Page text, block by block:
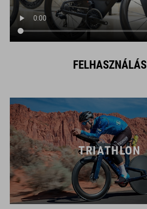
FELHASZNÁLÁS
TRIATHLON